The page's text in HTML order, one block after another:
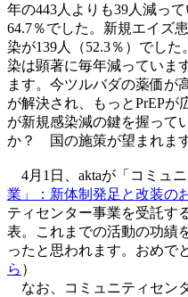
年の443人よりも39人減っ
64.7％でした。新規エイズ
染が139人（52.3％）でし
染は顕著に毎年減っていま
ます。今ツルバダの薬価が
が解決され、もっとPrEPが
が新規感染減の鍵を握って
か？ 国の施策が望まれま
4月1日、aktaが「コミュニ
業」：新体制発足と改装の
ティセンター事業を受託す
表。これまでの活動の功績
ったと思われます。おめで
ら ）
なお、コミュニティセン